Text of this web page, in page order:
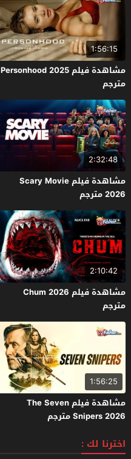
1:56:15
مشاهدة فيلم Personhood 2025
مترجم
2:32:48
مشاهدة فيلم Scary Movie
2026 مترجم
2:10:42
مشاهدة فيلم Chum 2026
مترجم
1:56:25
مشاهدة فيلم The Seven
Snipers 2026 مترجم
اخترنا لك :